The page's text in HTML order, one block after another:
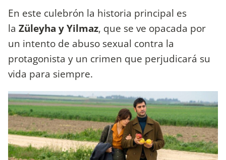
En este culebrón la historia principal es
la Züleyha y Yilmaz, que se ve opacada por
un intento de abuso sexual contra la
protagonista y un crimen que perjudicará su
vida para siempre.